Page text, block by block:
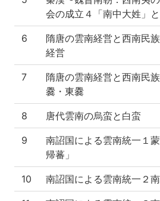
外
滅
会の成立４「南中大姓」
6
隋唐の雲南経営と西南民
経営
7
隋唐の雲南経営と西南民
爨・東爨
8 唐代雲南の烏蛮と白蛮
9
南詔国による雲南統一１
帰蕃」
10 南詔国による雲南統一２